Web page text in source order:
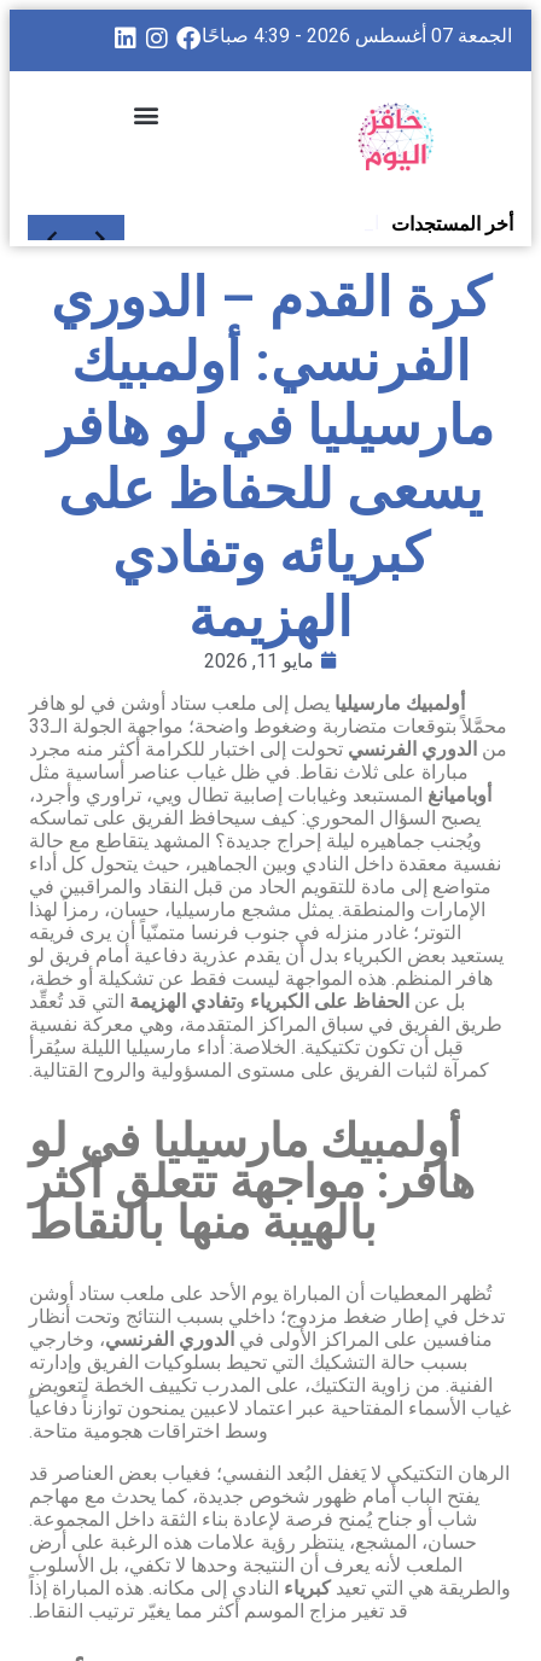
الجمعة 07 أغسطس 2026 - 4:39 صباحًا
أخر المستجدات
كرة القدم – الدوري
الفرنسي: أولمبيك
مارسيليا في لو هافر
يسعى للحفاظ على
كبريائه وتفادي
الهزيمة
مايو 11, 2026
أولمبيك مارسيليا يصل إلى ملعب ستاد أوشن في لو هافر
محمَّلاً بتوقعات متضاربة وضغوط واضحة؛ مواجهة الجولة الـ33
من الدوري الفرنسي تحولت إلى اختبار للكرامة أكثر منه مجرد
مباراة على ثلاث نقاط. في ظل غياب عناصر أساسية مثل
أوباميانغ المستبعد وغيابات إصابية تطال ويي، تراوري وأجرد،
يصبح السؤال المحوري: كيف سيحافظ الفريق على تماسكه
ويُجنب جماهيره ليلة إحراج جديدة؟ المشهد يتقاطع مع حالة
نفسية معقدة داخل النادي وبين الجماهير، حيث يتحول كل أداء
متواضع إلى مادة للتقويم الحاد من قبل النقاد والمراقبين في
الإمارات والمنطقة. يمثل مشجع مارسيليا، حسان، رمزاً لهذا
التوتر؛ غادر منزله في جنوب فرنسا متمنّياً أن يرى فريقه
يستعيد بعض الكبرياء بدل أن يقدم عذرية دفاعية أمام فريق لو
هافر المنظم. هذه المواجهة ليست فقط عن تشكيلة أو خطة،
بل عن الحفاظ على الكبرياء وتفادي الهزيمة التي قد تُعقِّد
طريق الفريق في سباق المراكز المتقدمة، وهي معركة نفسية
قبل أن تكون تكتيكية. الخلاصة: أداء مارسيليا الليلة سيُقرأ
كمرآة لثبات الفريق على مستوى المسؤولية والروح القتالية.
أولمبيك مارسيليا في لو
هافر: مواجهة تتعلق أكثر
بالهيبة منها بالنقاط
تُظهر المعطيات أن المباراة يوم الأحد على ملعب ستاد أوشن
تدخل في إطار ضغط مزدوج؛ داخلي بسبب النتائج وتحت أنظار
منافسين على المراكز الأولى في الدوري الفرنسي، وخارجي
بسبب حالة التشكيك التي تحيط بسلوكيات الفريق وإدارته
الفنية. من زاوية التكتيك، على المدرب تكييف الخطة لتعويض
غياب الأسماء المفتاحية عبر اعتماد لاعبين يمنحون توازناً دفاعياً
وسط اختراقات هجومية متاحة.
الرهان التكتيكي لا يَغفل البُعد النفسي؛ فغياب بعض العناصر قد
يفتح الباب أمام ظهور شخوص جديدة، كما يحدث مع مهاجم
شاب أو جناح يُمنح فرصة لإعادة بناء الثقة داخل المجموعة.
حسان، المشجع، ينتظر رؤية علامات هذه الرغبة على أرض
الملعب لأنه يعرف أن النتيجة وحدها لا تكفي، بل الأسلوب
والطريقة هي التي تعيدكبرياء النادي إلى مكانه. هذه المباراة إذاً
قد تغير مزاج الموسم أكثر مما يغيّر ترتيب النقاط.